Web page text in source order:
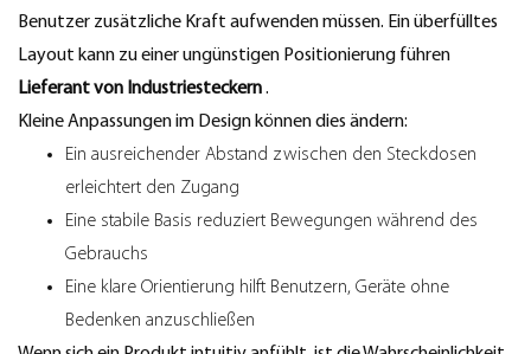
Benutzer zusätzliche Kraft aufwenden müssen. Ein überfülltes
Layout kann zu einer ungünstigen Positionierung führen
Lieferant von Industriesteckern.
Kleine Anpassungen im Design können dies ändern:
Ein ausreichender Abstand zwischen den Steckdosen
erleichtert den Zugang
Eine stabile Basis reduziert Bewegungen während des
Gebrauchs
Eine klare Orientierung hilft Benutzern, Geräte ohne
Bedenken anzuschließen